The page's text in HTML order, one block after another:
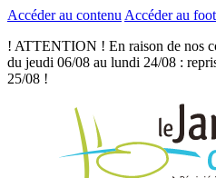
Accéder au contenu Accéder au
! ATTENTION ! En raison de nos
du jeudi 06/08 au lundi 24/08 :
25/08 !